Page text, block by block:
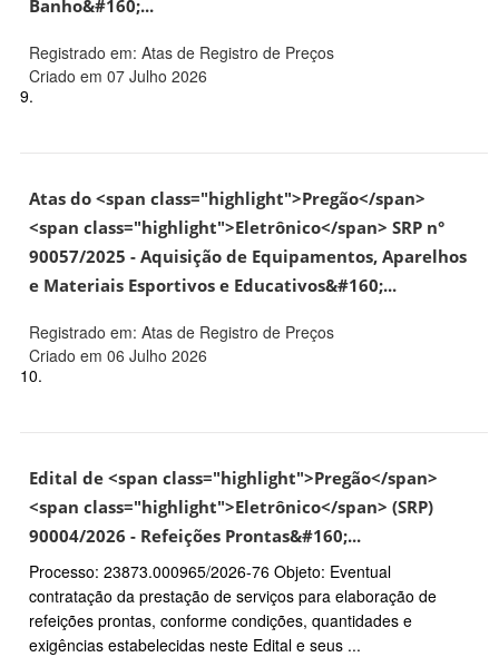
Banho&#160;...
Registrado em: Atas de Registro de Preços
Criado em 07 Julho 2026
9.
Atas do <span class="highlight">Pregão</span>
<span class="highlight">Eletrônico</span> SRP n°
90057/2025 - Aquisição de Equipamentos, Aparelhos
e Materiais Esportivos e Educativos&#160;...
Registrado em: Atas de Registro de Preços
Criado em 06 Julho 2026
10.
Edital de <span class="highlight">Pregão</span>
<span class="highlight">Eletrônico</span> (SRP)
90004/2026 - Refeições Prontas&#160;...
Processo: 23873.000965/2026-76 Objeto: Eventual
contratação da prestação de serviços para elaboração de
refeições prontas, conforme condições, quantidades e
exigências estabelecidas neste Edital e seus ...